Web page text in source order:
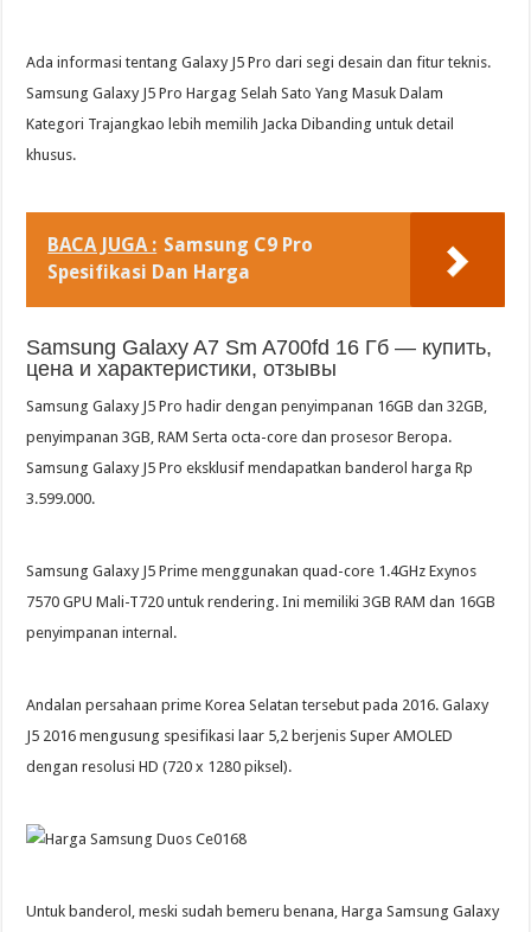
Ada informasi tentang Galaxy J5 Pro dari segi desain dan fitur teknis.
Samsung Galaxy J5 Pro Hargag Selah Sato Yang Masuk Dalam
Kategori Trajangkao lebih memilih Jacka Dibanding untuk detail
khusus.
BACA JUGA : Samsung C9 Pro
Spesifikasi Dan Harga
Samsung Galaxy A7 Sm A700fd 16 Гб — купить,
цена и характеристики, отзывы
Samsung Galaxy J5 Pro hadir dengan penyimpanan 16GB dan 32GB,
penyimpanan 3GB, RAM Serta octa-core dan prosesor Beropa.
Samsung Galaxy J5 Pro eksklusif mendapatkan banderol harga Rp
3.599.000.
Samsung Galaxy J5 Prime menggunakan quad-core 1.4GHz Exynos
7570 GPU Mali-T720 untuk rendering. Ini memiliki 3GB RAM dan 16GB
penyimpanan internal.
Andalan persahaan prime Korea Selatan tersebut pada 2016. Galaxy
J5 2016 mengusung spesifikasi laar 5,2 berjenis Super AMOLED
dengan resolusi HD (720 x 1280 piksel).
Untuk banderol, meski sudah bemeru benana, Harga Samsung Galaxy